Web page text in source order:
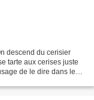
descend du cerisier
tarte aux cerises juste
de le dire dans les